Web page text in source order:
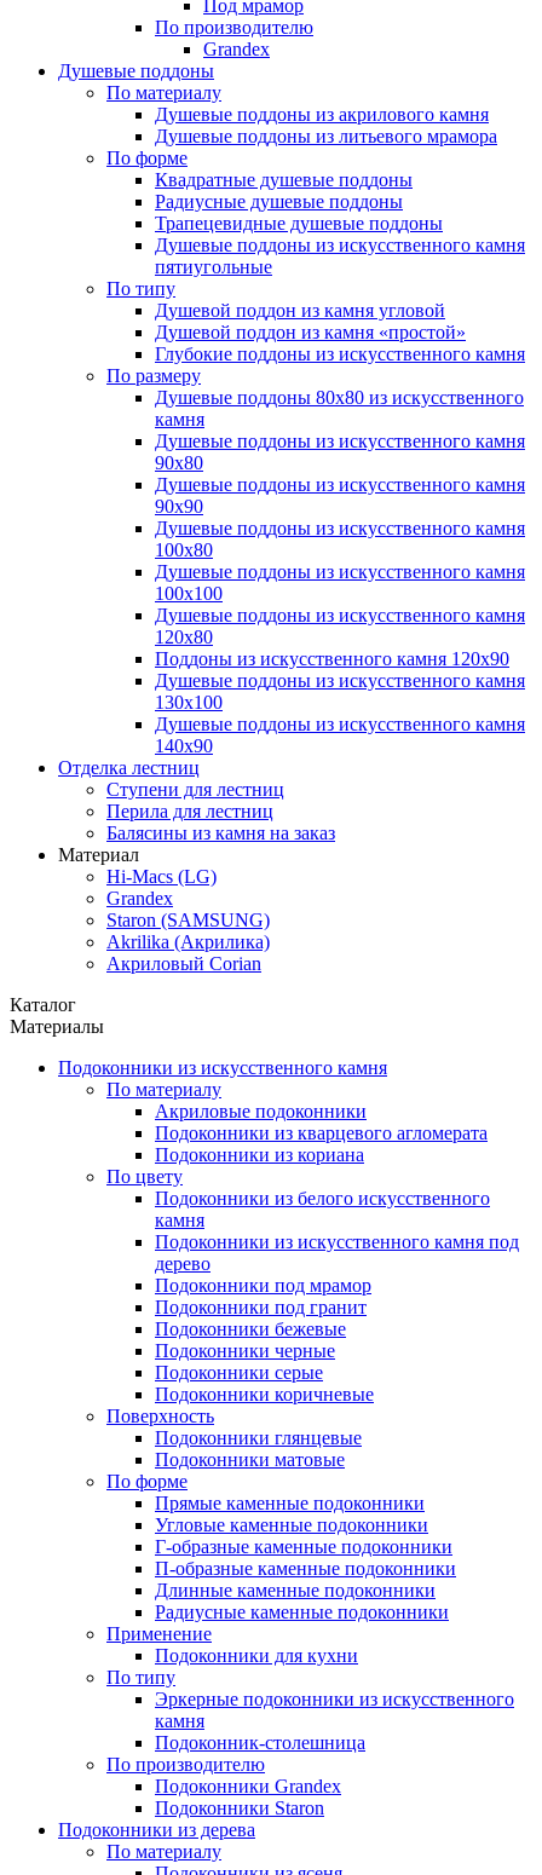
Под мрамор
По производителю
Grandex
Душевые поддоны
По материалу
Душевые поддоны из акрилового камня
Душевые поддоны из литьевого мрамора
По форме
Квадратные душевые поддоны
Радиусные душевые поддоны
Трапецевидные душевые поддоны
Душевые поддоны из искусственного камня
пятиугольные
По типу
Душевой поддон из камня угловой
Душевой поддон из камня «простой»
Глубокие поддоны из искусственного камня
По размеру
Душевые поддоны 80х80 из искусственного
камня
Душевые поддоны из искусственного камня
90х80
Душевые поддоны из искусственного камня
90х90
Душевые поддоны из искусственного камня
100х80
Душевые поддоны из искусственного камня
100х100
Душевые поддоны из искусственного камня
120х80
Поддоны из искусственного камня 120х90
Душевые поддоны из искусственного камня
130х100
Душевые поддоны из искусственного камня
140х90
Отделка лестниц
Ступени для лестниц
Перила для лестниц
Балясины из камня на заказ
Материал
Hi-Macs (LG)
Grandex
Staron (SAMSUNG)
Akrilika (Акрилика)
Акриловый Corian
Каталог
Материалы
Подоконники из искусственного камня
По материалу
Акриловые подоконники
Подоконники из кварцевого агломерата
Подоконники из кориана
По цвету
Подоконники из белого искусственного
камня
Подоконники из искусственного камня под
дерево
Подоконники под мрамор
Подоконники под гранит
Подоконники бежевые
Подоконники черные
Подоконники серые
Подоконники коричневые
Поверхность
Подоконники глянцевые
Подоконники матовые
По форме
Прямые каменные подоконники
Угловые каменные подоконники
Г-образные каменные подоконники
П-образные каменные подоконники
Длинные каменные подоконники
Радиусные каменные подоконники
Применение
Подоконники для кухни
По типу
Эркерные подоконники из искусственного
камня
Подоконник-столешница
По производителю
Подоконники Grandex
Подоконники Staron
Подоконники из дерева
По материалу